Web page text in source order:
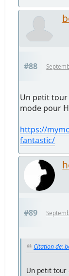
#88
Un petit tour
mode pour
https://
fantastic/
#89
Citation de:
Un petit tour